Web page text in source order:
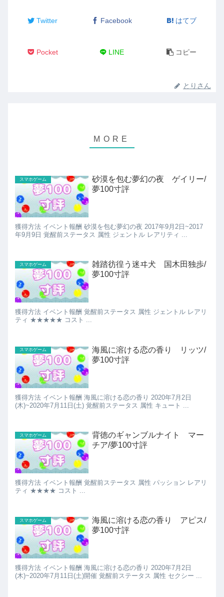
Twitter Facebook はてブ
Pocket LINE コピー
とりさん
スマホゲーム
砂漠を包む夢幻の夜 ゲイリー/
夢100寸評
獲得方法 イベント報酬 砂漠を包む夢幻の夜 2017年9月2日~2017
年9月9日 覚醒前ステータス 属性 ジェントル レアリティ ...
スマホゲーム
雑踏彷徨う迷ヰ犬 国木田独歩/
夢100寸評
獲得方法 イベント報酬 覚醒前ステータス 属性 ジェントル レアリ
ティ ★★★★★ コスト ...
スマホゲーム
海風に溶ける恋の香り リッツ/
夢100寸評
獲得方法 イベント報酬 海風に溶ける恋の香り 2020年7月2日
(木)~2020年7月11日(土) 覚醒前ステータス 属性 キュート ...
スマホゲーム
背徳のギャンブルナイト マー
チア/夢100寸評
獲得方法 イベント報酬 覚醒前ステータス 属性 パッション レアリ
ティ ★★★★ コスト ...
スマホゲーム
海風に溶ける恋の香り アピス/
夢100寸評
獲得方法 イベント報酬 海風に溶ける恋の香り 2020年7月2日
(木)~2020年7月11日(土)開催 覚醒前ステータス 属性 セクシー ...